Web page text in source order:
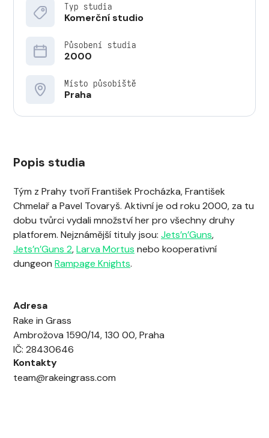
Typ studia
Komerční studio
Působení studia
2000
Místo působiště
Praha
Popis studia
Tým z Prahy tvoří František Procházka, František
Chmelař a Pavel Tovaryš. Aktivní je od roku 2000, za tu
dobu tvůrci vydali množství her pro všechny druhy
platforem. Nejznámější tituly jsou: Jets’n’Guns,
Jets’n’Guns 2,Larva Mortus nebo kooperativní
dungeon Rampage Knights.
Adresa
Rake in Grass
Ambrožova 1590/14, 130 00, Praha
IČ: 28430646
Kontakty
team@rakeingrass.com